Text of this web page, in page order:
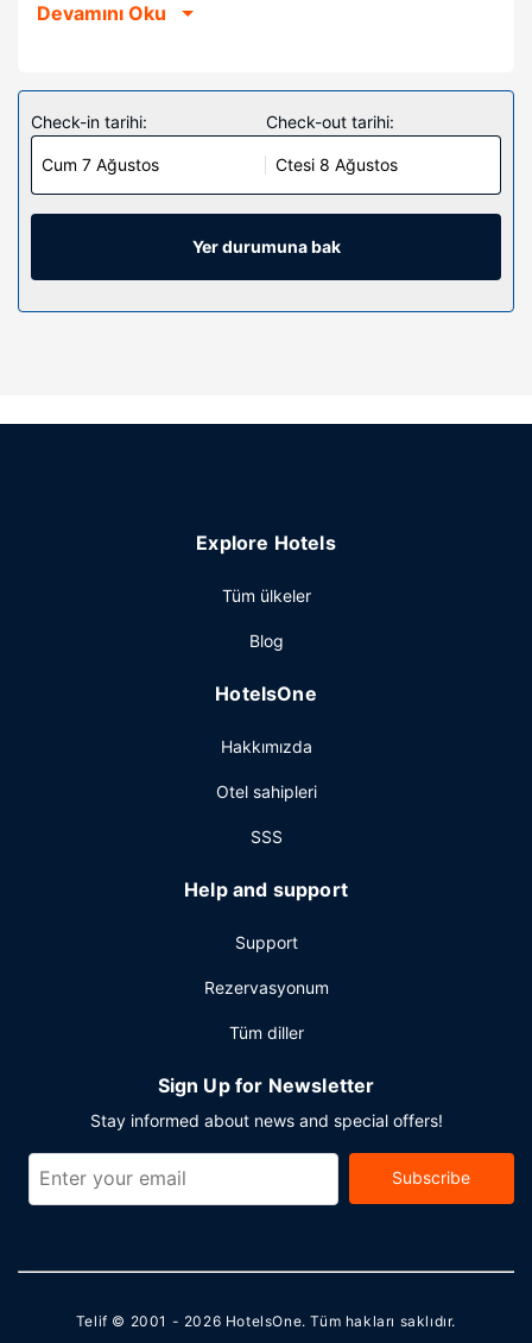
mi (31,2 km) ve Changshan Ulusal Jeolojik Parkı ile 21 mi
261 oda mevcuttur. Odada ücretsiz kablosuz internet
vardır.
Otelin güzelliği
Kapalı havuz ve spor salonu dâhil dinlenme olanaklarından
Restoranda yemek servisi yapılıyor, ayrıca otelin 2 kahve
Diğer güzellikler
Devamını Oku
Check-in tarihi:
Cum 7 Ağustos
Check-out tarihi:
Ctesi 8 Ağustos
Yer durumuna bak
Explore Hotels
Tüm ülkeler
Blog
HotelsOne
Hakkımızda
Otel sahipleri
SSS
Help and support
Support
Rezervasyonum
Tüm diller
Sign Up for Newsletter
Stay informed about news and special offers!
Subscribe
Telif © 2001 - 2026 HotelsOne. Tüm hakları saklıdır.